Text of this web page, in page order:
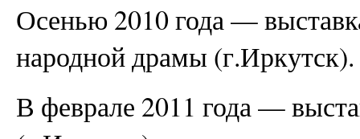
Осенью 2010 года —
народной драмы (г.Иркутск).
В феврале 2011 года —